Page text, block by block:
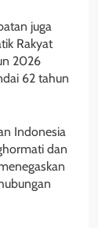
juga
Rakyat
2026
62 tahun
Indonesia
dan